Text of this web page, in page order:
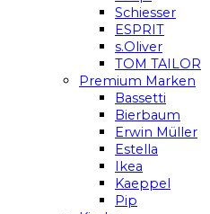
Schiesser
ESPRIT
s.Oliver
TOM TAILOR
Premium Marken
Bassetti
Bierbaum
Erwin Müller
Estella
Ikea
Kaeppel
Pip